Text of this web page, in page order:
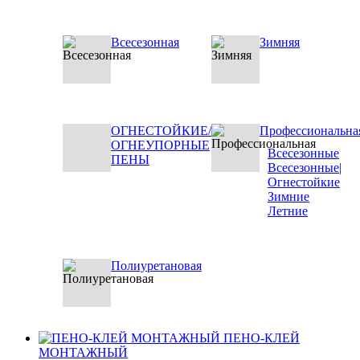
Всесезонная Зимняя
ОГНЕСТОЙКИЕ/
ОГНЕУПОРНЫЕ
ПЕНЫ
Всесезонные
Всесезонные|
Огнестойкие
Зимние
Летние
Полиуретановая
ПЕНО-КЛЕЙ
МОНТАЖНЫЙ